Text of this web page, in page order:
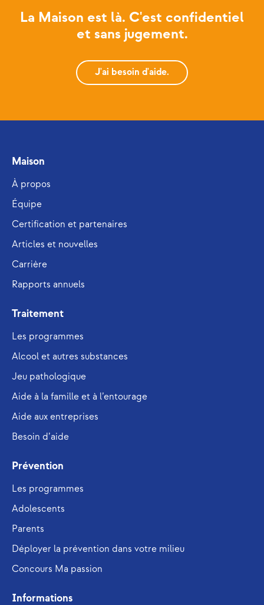
La Maison est là. C'est confidentiel
et sans jugement.
J'ai besoin d'aide.
Maison
À propos
Équipe
Certification et partenaires
Articles et nouvelles
Carrière
Rapports annuels
Traitement
Les programmes
Alcool et autres substances
Jeu pathologique
Aide à la famille et à l’entourage
Aide aux entreprises
Besoin d’aide
Prévention
Les programmes
Adolescents
Parents
Déployer la prévention dans votre milieu
Concours Ma passion
Informations